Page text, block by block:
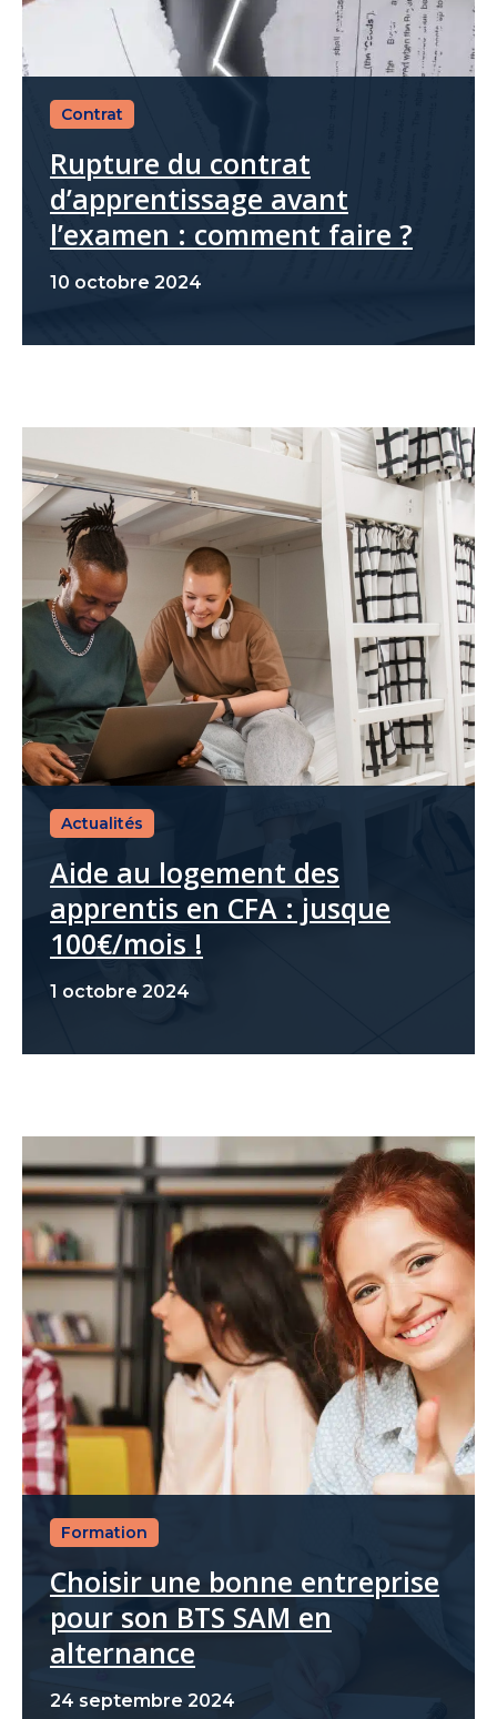
Contrat
Rupture du contrat
d’apprentissage avant
l’examen : comment faire ?
10 octobre 2024
Actualités
Aide au logement des
apprentis en CFA : jusque
100€/mois !
1 octobre 2024
Formation
Choisir une bonne entreprise
pour son BTS SAM en
alternance
24 septembre 2024